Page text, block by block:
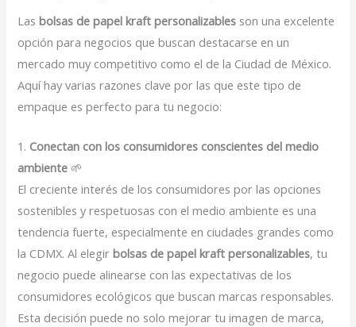
Lasbolsas de papel kraft personalizables son una excelente
opción para negocios que buscan destacarse en un
mercado muy competitivo como el de la Ciudad de México.
Aquí hay varias razones clave por las que este tipo de
empaque es perfecto para tu negocio:
1. Conectan con los consumidores conscientes del medio
ambiente 🌱
El creciente interés de los consumidores por las opciones
sostenibles y respetuosas con el medio ambiente es una
tendencia fuerte, especialmente en ciudades grandes como
la CDMX. Al elegirbolsas de papel kraft personalizables, tu
negocio puede alinearse con las expectativas de los
consumidores ecológicos que buscan marcas responsables.
Esta decisión puede no solo mejorar tu imagen de marca,